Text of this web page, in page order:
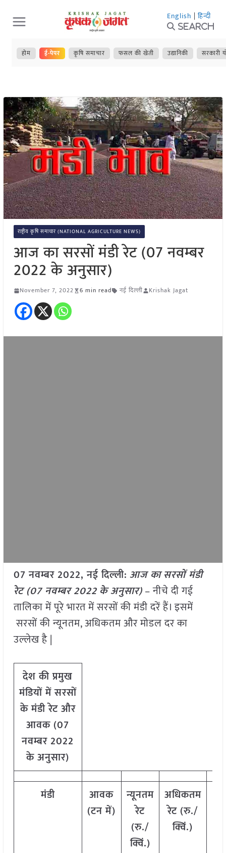
Skip
to
content
English | हिन्दी
Search
होम ई-पेपर कृषि समाचार फसल की खेती उद्यानिकी सरकारी
राष्ट्रीय कृषि समाचार (NATIONAL AGRICULTURE NEWS)
आज का सरसों मंडी रेट (07 नवम्बर
2022 के अनुसार)
November 7, 2022 6 min read नई दिल्ली Krishak Jagat
07 नवम्बर 2022, नई दिल्ली: आज का सरसों मंडी
रेट (07 नवम्बर 2022 के अनुसार)– नीचे दी गई
तालिका में पूरे भारत में सरसों की मंडी दरें हैं। इसमें
सरसों की न्यूनतम, अधिकतम और मोडल दर का
उल्लेख है |
देश की प्रमुख
मंडियों में सरसों
के मंडी रेट और
आवक (07
नवम्बर 2022
के अनुसार)
मंडी
आवक
(टन में)
न्यूनतम
रेट
(रु./
क्विं.)
अधिकतम
रेट (रु./
क्विं.)